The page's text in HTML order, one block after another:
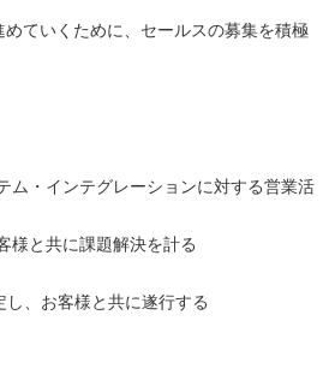
ていくために、セールスの募集を積極
ム・インテグレーションに対する営業活
様と共に課題解決を計る
、お客様と共に遂行する